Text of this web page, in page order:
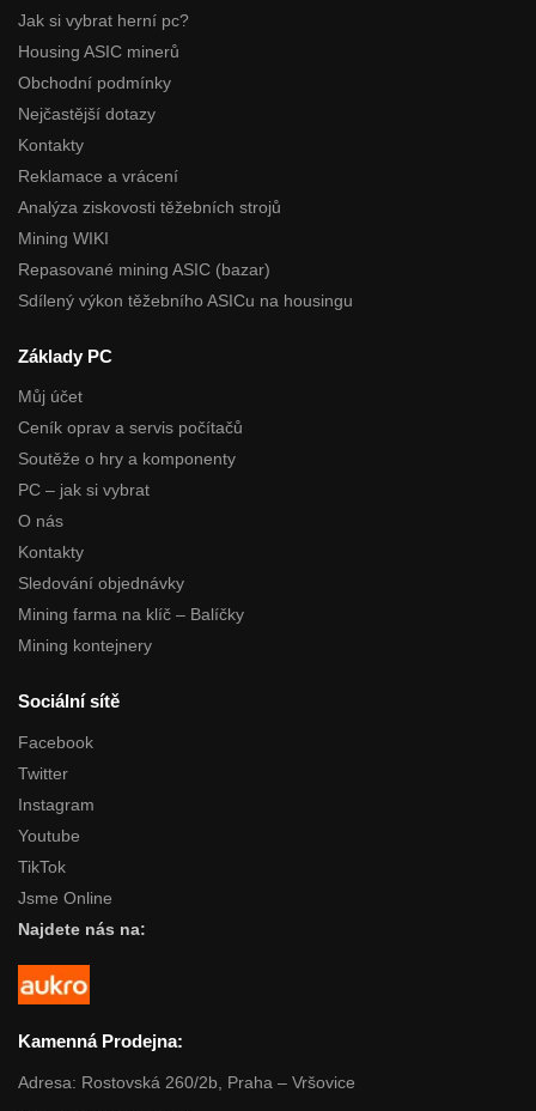
Jak si vybrat herní pc?
Housing ASIC minerů
Obchodní podmínky
Nejčastější dotazy
Kontakty
Reklamace a vrácení
Analýza ziskovosti těžebních strojů
Mining WIKI
Repasované mining ASIC (bazar)
Sdílený výkon těžebního ASICu na housingu
Základy PC
Můj účet
Ceník oprav a servis počítačů
Soutěže o hry a komponenty
PC – jak si vybrat
O nás
Kontakty
Sledování objednávky
Mining farma na klíč – Balíčky
Mining kontejnery
Sociální sítě
Facebook
Twitter
Instagram
Youtube
TikTok
Jsme Online
Najdete nás na:
Kamenná Prodejna:
Adresa: Rostovská 260/2b, Praha – Vršovice